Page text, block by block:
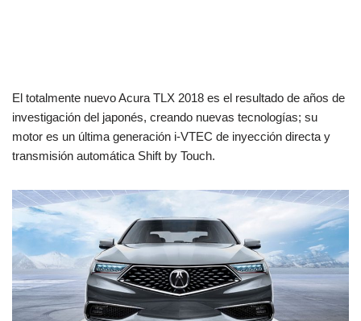
El totalmente nuevo Acura TLX 2018 es el resultado de años de
investigación del japonés, creando nuevas tecnologías; su
motor es un última generación i-VTEC de inyección directa y
transmisión automática Shift by Touch.